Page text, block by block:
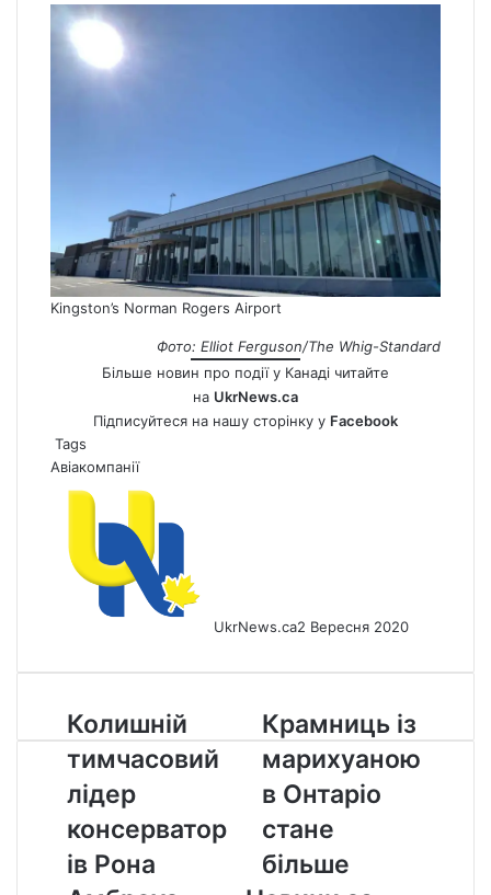
Kingston’s Norman Rogers Airport
Фото: Elliot Ferguson/The Whig-Standard
Більше новин про події у Канаді читайте
на UkrNews.ca
Підписуйтеся на нашу сторінку у Facebook
Tags
Авіакомпанії
UkrNews.ca2 Вересня 2020
Колишній
тимчасовий
лідер
консерваторів
Рона
Амброуз
приєдналася
до
Колишній
тимчасовий
лідер
консерватор
ів Рона
Крамниць
із
марихуаною
в
Онтаріо
стане
більше
Крамниць із
марихуаною
в Онтаріо
стане
більше